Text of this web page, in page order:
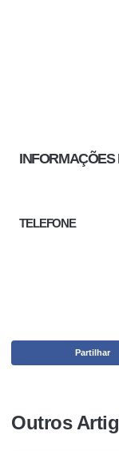
INFORMAÇÕES
TELEFONE
Partilhar
Outros